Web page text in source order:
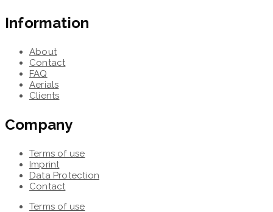
Information
About
Contact
FAQ
Aerials
Clients
Company
Terms of use
Imprint
Data Protection
Contact
Terms of use